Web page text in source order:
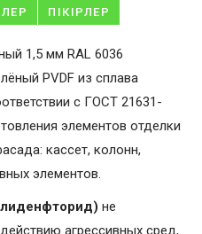
ПІКІРЛЕР
1,5 мм RAL 6036
PVDF из сплава
с ГОСТ 21631-
элементов отделки
кассет, колонн,
элементов.
не
агрессивных сред,